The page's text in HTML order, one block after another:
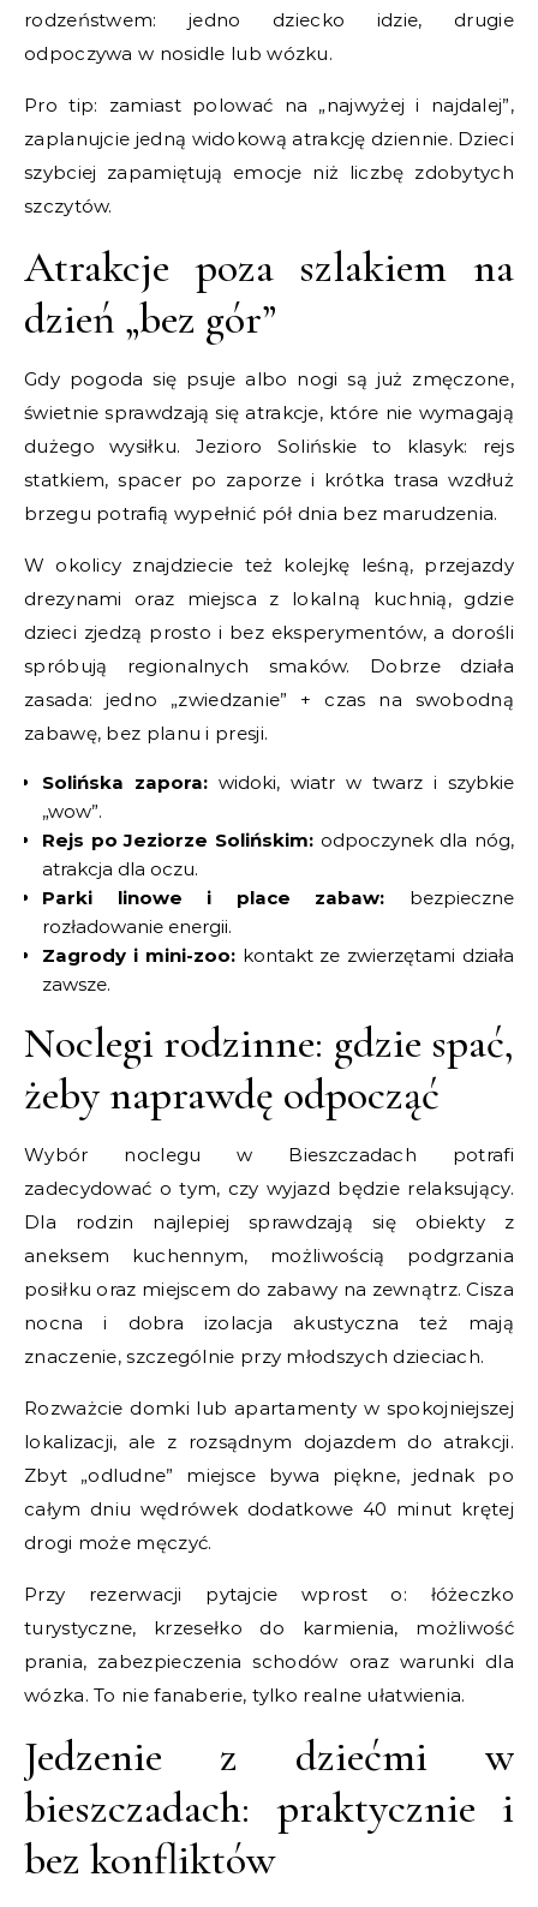
rodzeństwem: jedno dziecko idzie, drugie
odpoczywa w nosidle lub wózku.
Pro tip: zamiast polować na „najwyżej i najdalej”,
zaplanujcie jedną widokową atrakcję dziennie. Dzieci
szybciej zapamiętują emocje niż liczbę zdobytych
szczytów.
Atrakcje poza szlakiem na
dzień „bez gór”
Gdy pogoda się psuje albo nogi są już zmęczone,
świetnie sprawdzają się atrakcje, które nie wymagają
dużego wysiłku. Jezioro Solińskie to klasyk: rejs
statkiem, spacer po zaporze i krótka trasa wzdłuż
brzegu potrafią wypełnić pół dnia bez marudzenia.
W okolicy znajdziecie też kolejkę leśną, przejazdy
drezynami oraz miejsca z lokalną kuchnią, gdzie
dzieci zjedzą prosto i bez eksperymentów, a dorośli
spróbują regionalnych smaków. Dobrze działa
zasada: jedno „zwiedzanie” + czas na swobodną
zabawę, bez planu i presji.
Solińska zapora: widoki, wiatr w twarz i szybkie
„wow”.
Rejs po Jeziorze Solińskim: odpoczynek dla nóg,
atrakcja dla oczu.
Parki linowe i place zabaw: bezpieczne
rozładowanie energii.
Zagrody i mini-zoo:kontakt ze zwierzętami działa
zawsze.
Noclegi rodzinne: gdzie spać,
żeby naprawdę odpocząć
Wybór noclegu w Bieszczadach potrafi
zadecydować o tym, czy wyjazd będzie relaksujący.
Dla rodzin najlepiej sprawdzają się obiekty z
aneksem kuchennym, możliwością podgrzania
posiłku oraz miejscem do zabawy na zewnątrz. Cisza
nocna i dobra izolacja akustyczna też mają
znaczenie, szczególnie przy młodszych dzieciach.
Rozważcie domki lub apartamenty w spokojniejszej
lokalizacji, ale z rozsądnym dojazdem do atrakcji.
Zbyt „odludne” miejsce bywa piękne, jednak po
całym dniu wędrówek dodatkowe 40 minut krętej
drogi może męczyć.
Przy rezerwacji pytajcie wprost o: łóżeczko
turystyczne, krzesełko do karmienia, możliwość
prania, zabezpieczenia schodów oraz warunki dla
wózka. To nie fanaberie, tylko realne ułatwienia.
Jedzenie z dziećmi w
bieszczadach: praktycznie i
bez konfliktów